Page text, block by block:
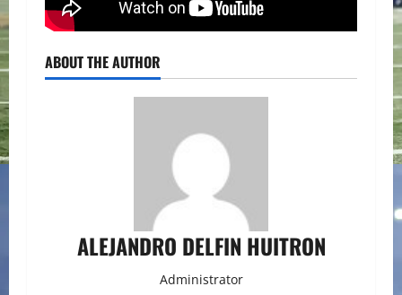
ABOUT THE AUTHOR
ALEJANDRO DELFIN HUITRON
Administrator